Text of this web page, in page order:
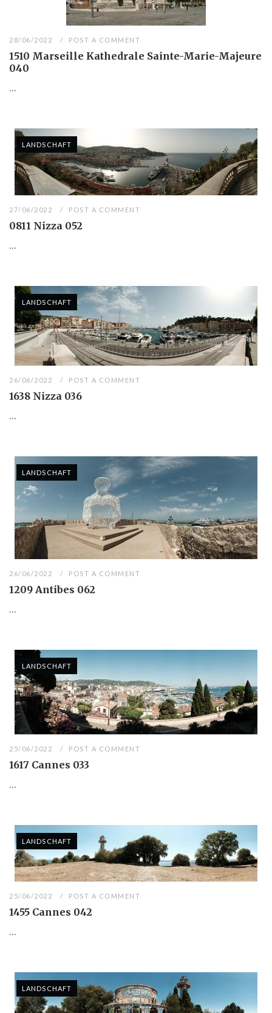
28/06/2022 POST A COMMENT
1510 Marseille Kathedrale Sainte-Marie-Majeure
040
...
LANDSCHAFT
27/06/2022 POST A COMMENT
0811 Nizza 052
...
LANDSCHAFT
26/06/2022 POST A COMMENT
1638 Nizza 036
...
LANDSCHAFT
26/06/2022 POST A COMMENT
1209 Antibes 062
...
LANDSCHAFT
25/06/2022 POST A COMMENT
1617 Cannes 033
...
LANDSCHAFT
25/06/2022 POST A COMMENT
1455 Cannes 042
...
LANDSCHAFT